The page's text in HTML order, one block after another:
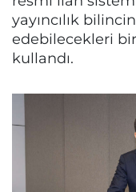
yayıncılık
edebilecekleri
kullandı.